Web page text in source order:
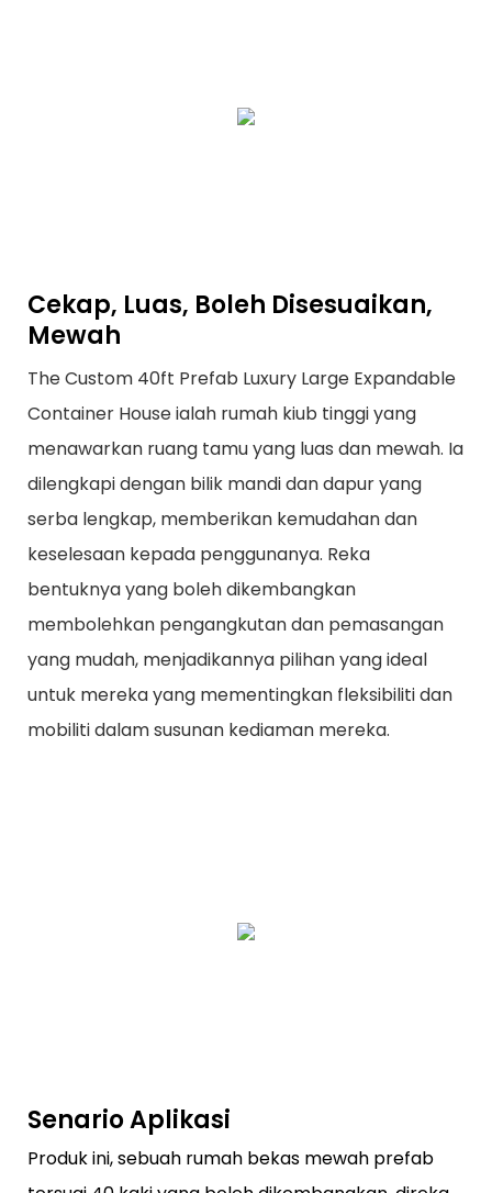
Cekap, Luas, Boleh Disesuaikan,
Mewah
The Custom 40ft Prefab Luxury Large Expandable
Container House ialah rumah kiub tinggi yang
menawarkan ruang tamu yang luas dan mewah. Ia
dilengkapi dengan bilik mandi dan dapur yang
serba lengkap, memberikan kemudahan dan
keselesaan kepada penggunanya. Reka
bentuknya yang boleh dikembangkan
membolehkan pengangkutan dan pemasangan
yang mudah, menjadikannya pilihan yang ideal
untuk mereka yang mementingkan fleksibiliti dan
mobiliti dalam susunan kediaman mereka.
Senario Aplikasi
Produk ini, sebuah rumah bekas mewah prefab